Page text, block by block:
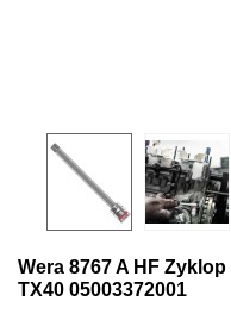
Wera 8767 A HF
TX40 05003372001